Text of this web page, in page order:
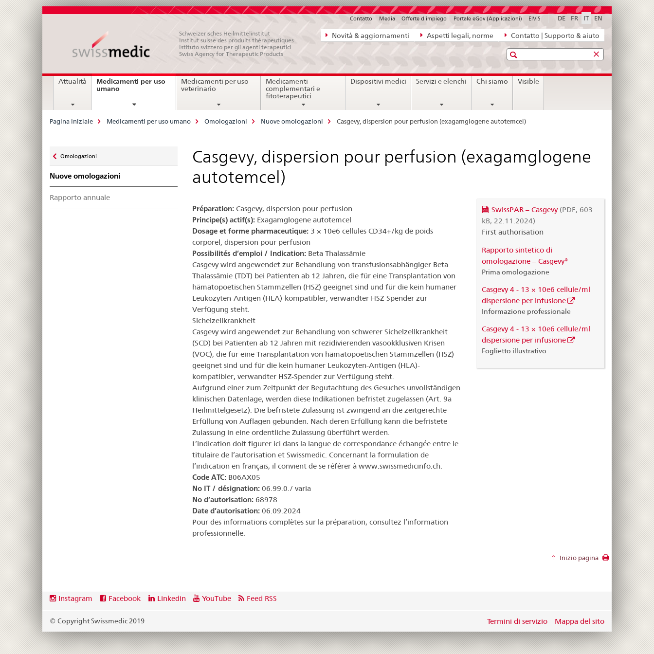
Navigazione
diretta:
aspetti
Novità & aggiornamenti Aspetti legali, norme Contatto | Supporto & aiuto
DE FR IT EN
Contatto Media Offerte d'impiego Portale eGov (Applicazioni) ElViS
Schweizerisches Heilmittelinstitut
Institut suisse des produits thérapeutiques
Istituto svizzero per gli agenti terapeutici
Swiss Agency for Therapeutic Products
Ricerca
Navigation
Attualità
Medicamenti per uso
umanocurrent
Medicamenti per uso
veterinario
Medicamenti
complementari e
fitoterapeutici
Dispositivi medici Servizi e elenchi Chi siamo Visible
Breadcrumb
Pagina iniziale Medicamenti per uso umano Omologazioni Nuove omologazioni Casgevy, dispersion pour perfusion (exagamglogene autotemcel)
zu
Omologazioni
Nuove omologazioni
Rapporto annuale
Casgevy, dispersion pour perfusion (exagamglogene
autotemcel)
Préparation: Casgevy, dispersion pour perfusion
Principe(s) actif(s):Exagamglogene autotemcel
Dosage et forme pharmaceutique:3 × 10e6 cellules CD34+/kg de poids
corporel, dispersion pour perfusion
Possibilités d’emploi / Indication:Beta Thalassämie
Casgevy wird angewendet zur Behandlung von transfusionsabhängiger Beta
Thalassämie (TDT) bei Patienten ab 12 Jahren, die für eine Transplantation von
hämatopoetischen Stammzellen (HSZ) geeignet sind und für die kein humaner
Leukozyten-Antigen (HLA)-kompatibler, verwandter HSZ-Spender zur
Verfügung steht.
Sichelzellkrankheit
Casgevy wird angewendet zur Behandlung von schwerer Sichelzellkrankheit
(SCD) bei Patienten ab 12 Jahren mit rezidivierenden vasookklusiven Krisen
(VOC), die für eine Transplantation von hämatopoetischen Stammzellen (HSZ)
geeignet sind und für die kein humaner Leukozyten-Antigen (HLA)-
kompatibler, verwandter HSZ-Spender zur Verfügung steht.
Aufgrund einer zum Zeitpunkt der Begutachtung des Gesuches unvollständigen
klinischen Datenlage, werden diese Indikationen befristet zugelassen (Art. 9a
Heilmittelgesetz). Die befristete Zulassung ist zwingend an die zeitgerechte
Erfüllung von Auflagen gebunden. Nach deren Erfüllung kann die befristete
Zulassung in eine ordentliche Zulassung überführt werden.
L’indication doit figurer ici dans la langue de correspondance échangée entre le
titulaire de l’autorisation et Swissmedic. Concernant la formulation de
l’indication en français, il convient de se référer à www.swissmedicinfo.ch.
Code ATC: B06AX05
No IT / désignation:06.99.0./ varia
No d’autorisation:68978
Date d’autorisation:06.09.2024
Pour des informations complètes sur la préparation, consultez l’information
professionnelle.
SwissPAR – Casgevy(PDF, 603
kB, 22.11.2024)
First authorisation
Rapporto sintetico di
omologazione – Casgevy®
Prima omologazione
Casgevy 4 - 13 × 10e6 cellule/ml
dispersione per infusione
Informazione professionale
Casgevy 4 - 13 × 10e6 cellule/ml
dispersione per infusione
Foglietto illustrativo
Inizio pagina
Footer
Social
links
Instagram Facebook Linkedin YouTube Feed RSS
© Copyright Swissmedic 2019 Termini di servizio Mappa del sito